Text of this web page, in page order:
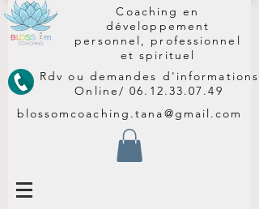
Coaching en
développement
personnel, professionnel
et spirituel
Online/06.12.33.07.49
Rdv ou demandes d'informations
blossomcoaching.tana@gmail.com